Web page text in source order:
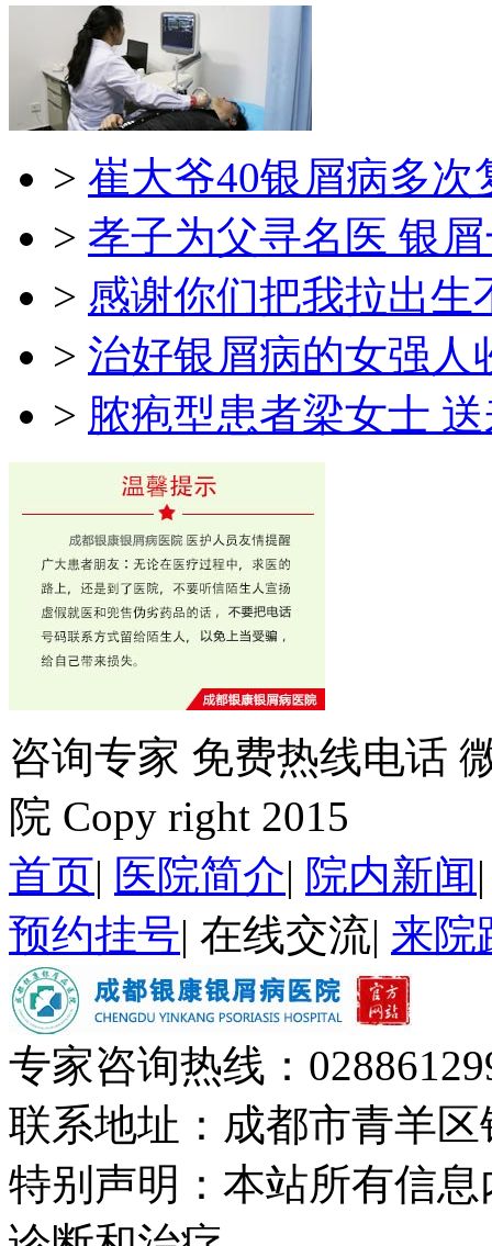
> 崔大爷40银屑病多次
> 孝子为父寻名医 银
> 感谢你们把我拉出生
> 治好银屑病的女强人
> 脓疱型患者梁女士
咨询专家 免费热线电话
院 Copy right 2015
首页| 医院简介| 院内新闻
预约挂号| 在线交流| 来院
专家咨询热线：
联系地址：成都市青羊
特别声明：本站所有信